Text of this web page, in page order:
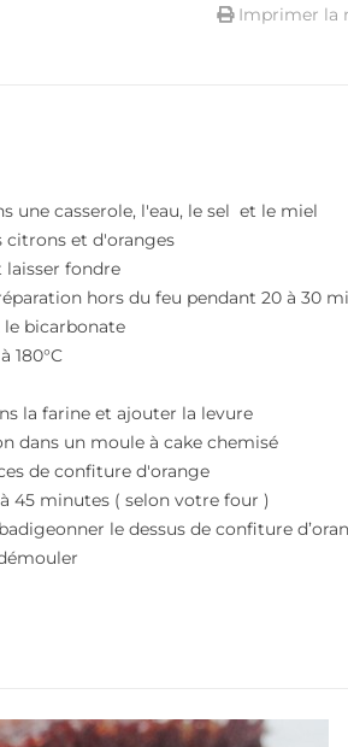
Imprimer la
une casserole, l'eau, le sel et le miel
citrons et d'oranges
laisser fondre
hors du feu pendant 20 à 30
le bicarbonate
180°C
la farine et ajouter la levure
dans un moule à cake chemisé
de confiture d'orange
45 minutes ( selon votre four )
le dessus de confiture